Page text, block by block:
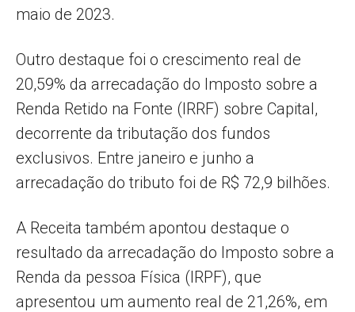
maio de 2023.
Outro destaque foi o crescimento real de
20,59% da arrecadação do Imposto sobre a
Renda Retido na Fonte (IRRF) sobre Capital,
decorrente da tributação dos fundos
exclusivos. Entre janeiro e junho a
arrecadação do tributo foi de R$ 72,9 bilhões.
A Receita também apontou destaque o
resultado da arrecadação do Imposto sobre a
Renda da pessoa Física (IRPF), que
apresentou um aumento real de 21,26%, em